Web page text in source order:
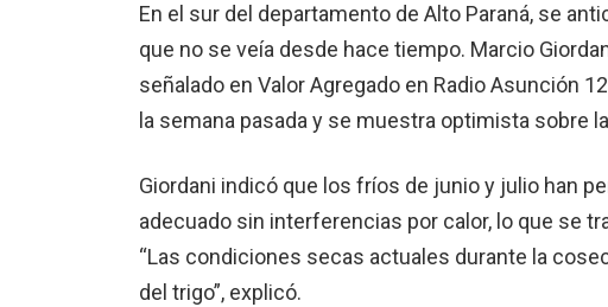
En el sur del departamento de Alto Paraná, se
que no se veía desde hace tiempo. Marcio
señalado en Valor Agregado en Radio Asunción
la semana pasada y se muestra optimista sobre
Giordani indicó que los fríos de junio y julio han
adecuado sin interferencias por calor, lo que se
“Las condiciones secas actuales durante la
del trigo”, explicó.